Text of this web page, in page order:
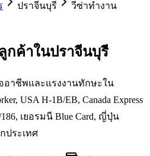
ปราจีนบุรี
วีซ่าทำงาน
กค้าในปราจีนบุรี
อาชีพและแรงงานทักษะใน
USA H-1B/EB, Canada Express
186, เยอรมนี Blue Card, ญี่ปุ่น
ประเทศ